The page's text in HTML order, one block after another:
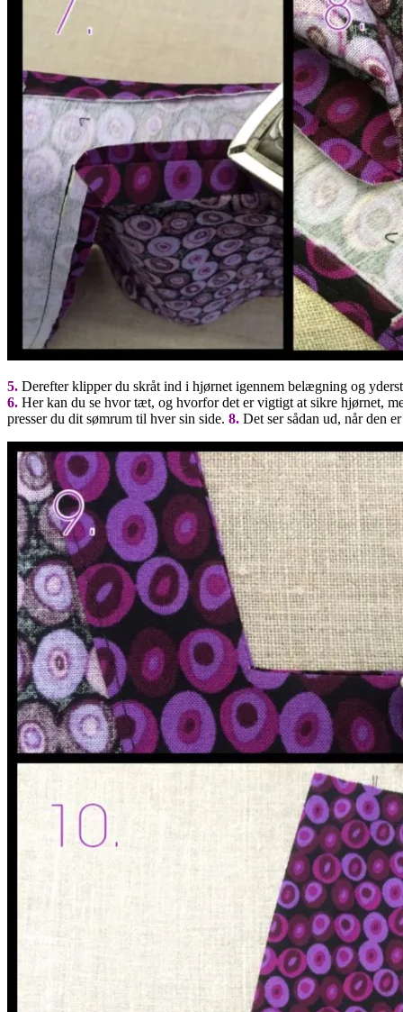
5. Derefter klipper du skråt ind i hjørnet igennem belægning og
6. Her kan du se hvor tæt, og hvorfor det er vigtigt at sikre hjørnet,
presser du dit sømrum til hver sin side. 8. Det ser sådan ud, når den